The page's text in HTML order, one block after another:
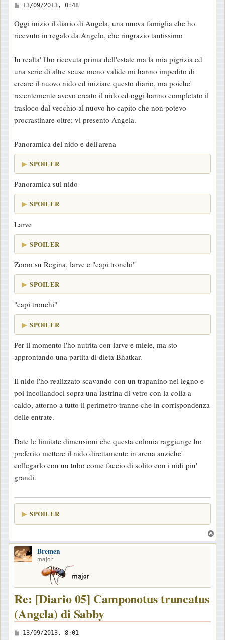
M
s
s
g
g
i
o
13/09/2013, 0:48
Oggi inizio il diario di Angela, una nuova famiglia che ho
ricevuto in regalo da Angelo, che ringrazio tantissimo
In realta' l'ho ricevuta prima dell'estate ma la mia pigrizia ed
una serie di altre scuse meno valide mi hanno impedito di
creare il nuovo nido ed iniziare questo diario, ma poiche'
recentemente avevo creato il nido ed oggi hanno completato il
trasloco dal vecchio al nuovo ho capito che non potevo
procrastinare oltre; vi presento Angela.
Panoramica del nido e dell'arena
SPOILER
Panoramica sul nido
SPOILER
Larve
SPOILER
Zoom su Regina, larve e "capi tronchi"
SPOILER
"capi tronchi"
SPOILER
Per il momento l'ho nutrita con larve e miele, ma sto
approntando una partita di dieta Bhatkar.
Il nido l'ho realizzato scavando con un trapanino nel legno e
poi incollandoci sopra una lastrina di vetro con la colla a
caldo, attorno a tutto il perimetro tranne che in corrispondenza
delle entrate.
Date le limitate dimensioni che questa colonia raggiunge ho
preferito mettere il nido direttamente in arena anziche'
collegarlo con un tubo come faccio di solito con i nidi piu'
grandi.
SPOILER
o
Bremen
major
Re: [Diario 05] Camponotus truncatus
(Angela) di Sabby
M
13/09/2013, 8:01